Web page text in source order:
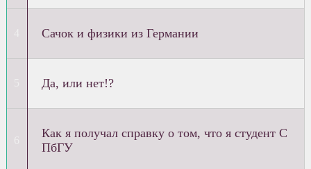
Сачок и физики из Германии
Да, или нет!?
Как я получал справку о том, что я студент С
ПбГУ